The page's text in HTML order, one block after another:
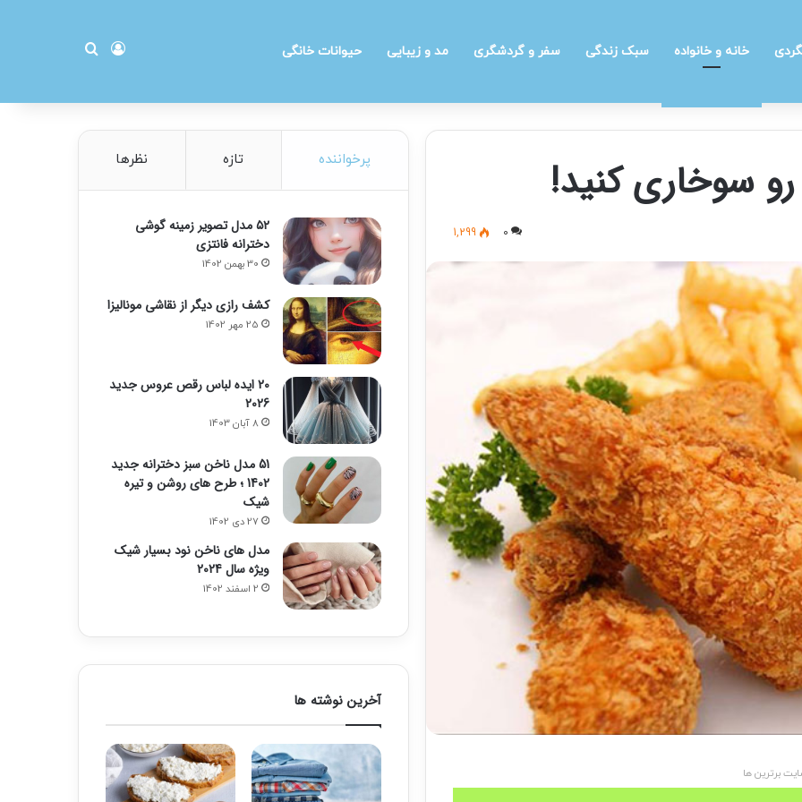
خانه و خانواده سبک زندگی سفر و گردشگری مد و زیبایی حیوانات خانگی ورود
سوخاری کنید!
0
1,299
برترین ها
پرخواننده تازه نظرها
۵۲ مدل تصویر زمینه گوشی
دخترانه فانتزی
30 بهمن 1402
کشف رازی دیگر از نقاشی مونالیزا
25 مهر 1402
20 ایده لباس رقص عروس جدید
2026
8 آبان 1403
51 مدل ناخن سبز دخترانه جدید
1402 ؛ طرح های روشن و تیره
شیک
27 دی 1402
مدل های ناخن نود بسیار شیک
ویژه سال 2024
2 اسفند 1402
آخرین نوشته ها